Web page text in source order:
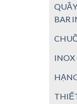
BAR
INOX